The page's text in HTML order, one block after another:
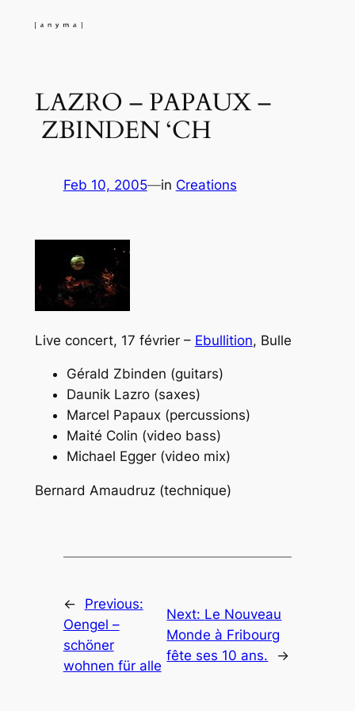
LAZRO – PAPAUX –
ZBINDEN ‘CH
Feb 10, 2005—in Creations
Live concert, 17 février – Ebullition, Bulle
Gérald Zbinden (guitars)
Daunik Lazro (saxes)
Marcel Papaux (percussions)
Maité Colin (video bass)
Michael Egger (video mix)
Bernard Amaudruz (technique)
←
Previous:
Oengel –
schöner
wohnen für alle
Next: Le Nouveau
Monde à Fribourg
fête ses 10 ans.
→